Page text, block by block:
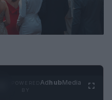
AdhubMedia